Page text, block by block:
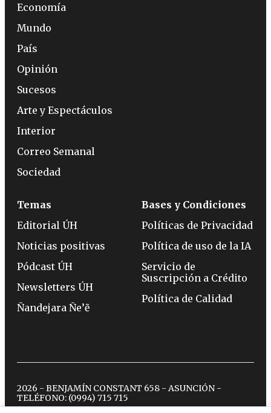
Economía
Mundo
País
Opinión
Sucesos
Arte y Espectáculos
Interior
Correo Semanal
Sociedad
Temas
Editorial ÚH
Noticias positivas
Pódcast ÚH
Newsletters ÚH
Ñandejara Ñe’ẽ
Bases y Condiciones
Políticas de Privacidad
Política de uso de la IA
Servicio de
Suscripción a Crédito
Política de Calidad
2026 - BENJAMÍN CONSTANT 658 - ASUNCIÓN -
TELÉFONO: (0994) 715 715